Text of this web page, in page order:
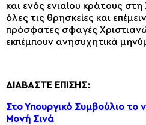
και ενός ενιαίου κράτους
όλες τις θρησκείες και
πρόσφατες σφαγές
εκπέμπουν ανησυχητικά
ΔΙΑΒΑΣΤΕ ΕΠΙΣΗΣ:
Στο Υπουργικό Συμβούλιο το
Μονή Σινά